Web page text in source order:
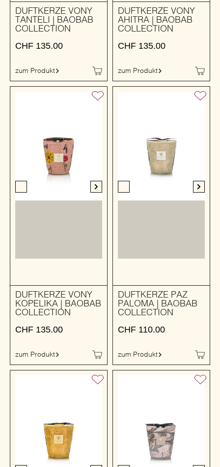
DUFTKERZE VONY
TANTELI | BAOBAB
COLLECTION
CHF 135.00
zum Produkt
DUFTKERZE VONY
AHITRA | BAOBAB
COLLECTION
CHF 135.00
zum Produkt
DUFTKERZE VONY
KOPELIKA | BAOBAB
COLLECTION
CHF 135.00
zum Produkt
DUFTKERZE PAZ
PALOMA | BAOBAB
COLLECTION
CHF 110.00
zum Produkt